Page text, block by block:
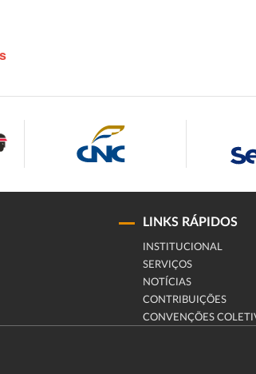
LINKS RÁPIDOS
INSTITUCIONAL
SERVIÇOS
NOTÍCIAS
CONTRIBUIÇÕES
CONVENÇÕES